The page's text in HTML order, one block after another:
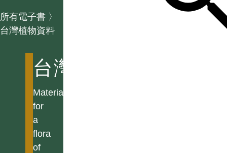
所有電子書 〉
台灣植物資料
台灣植物資料
Materials
for
a
flora
of